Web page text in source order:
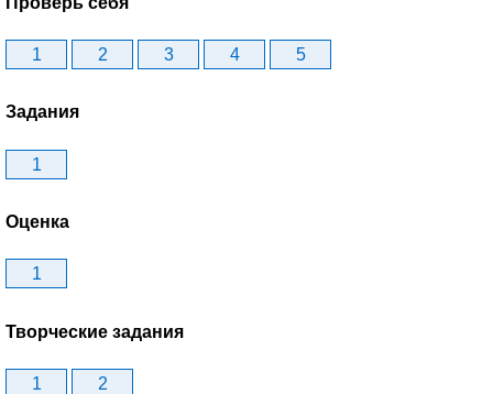
1 2 3 4 5
Задания
1
Оценка
1
Творческие задания
1 2